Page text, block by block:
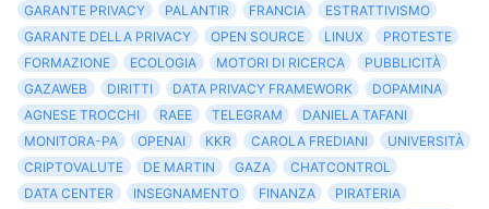
GARANTE PRIVACY
PALANTIR FRANCIA
ESTRATTIVISMO
GARANTE DELLA PRIVACY
OPEN SOURCE LINUX
PROTESTE
FORMAZIONE
ECOLOGIA MOTORI DI RICERCA
PUBBLICITÀ
GAZAWEB
DIRITTI DATA PRIVACY FRAMEWORK
DOPAMINA
AGNESE TROCCHI
RAEE TELEGRAM
DANIELA TAFANI
MONITORA-PA
OPENAI KKR CAROLA FREDIANI
UNIVERSITÀ
CRIPTOVALUTE
DE MARTIN GAZA
CHATCONTROL
DATA CENTER
INSEGNAMENTO FINANZA
PIRATERIA